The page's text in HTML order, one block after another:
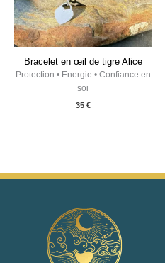
Bracelet en œil de tigre Alice
Protection • Energie • Confiance en
soi
35 €